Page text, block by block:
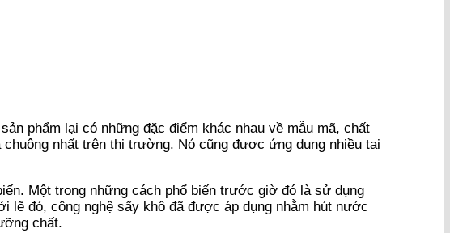
phẩm lại có những đặc điểm khác nhau về mẫu mã, chất
nhất trên thị trường. Nó cũng được ứng dụng nhiều tại
Một trong những cách phổ biến trước giờ đó là sử dụng
lẽ đó, công nghệ sấy khô đã được áp dụng nhằm hút nước
chất.